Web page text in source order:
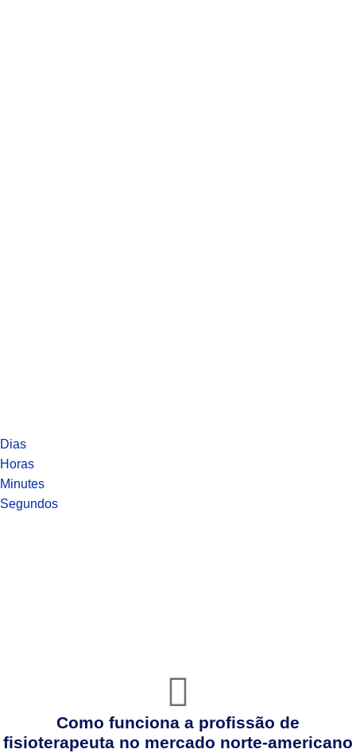
Dias
Horas
Minutes
Segundos
Como funciona a profissão de
fisioterapeuta no mercado norte-americano